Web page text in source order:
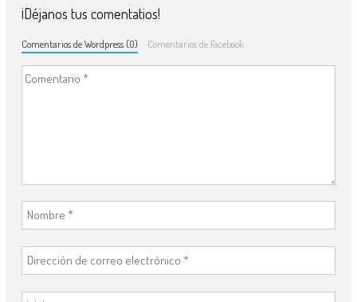
¡Déjanos tus comentatios!
Comentarios de Wordpress (0) Comentarios de Facebook